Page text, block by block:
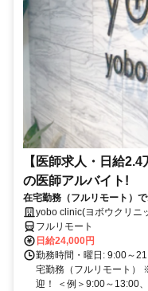
【医師求人・日給
の医師アルバイト!
在宅勤務（フルリモート）
スマホ支給！
yobo clinic(ヨボウクリニ
フルリモート
日給24,000円
勤務時間・曜日: 9:00～
宅勤務（フルリモート）
迎！ ＜例＞9:00～13:00